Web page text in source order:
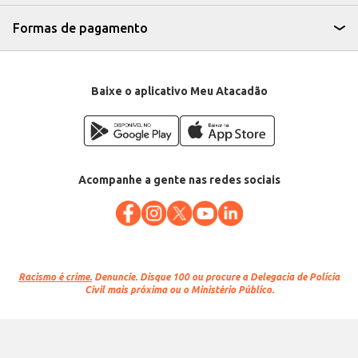
Formas de pagamento
Baixe o aplicativo Meu Atacadão
Acompanhe a gente nas redes sociais
Racismo é crime. Denuncie. Disque 100 ou procure a Delegacia de Polícia
Civil mais próxima ou o Ministério Público.